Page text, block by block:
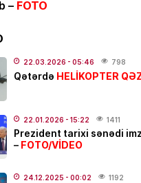
ehtiyatlı olsun
- 07:12
VİDEO
- 23:39
– FOTO
22.03.2026 - 05:46 798
Qətərdə HELİKOPTER
22.01.2026 - 15:22 1411
Prezident tarixi sənədi
– FOTO/VİDEO
24.12.2025 - 00:02 1192